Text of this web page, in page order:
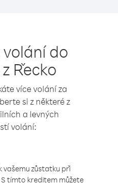
do
Řecko
více volání za
si z některé z
a levných
volání:
vašemu zůstatku při
tímto kreditem můžete